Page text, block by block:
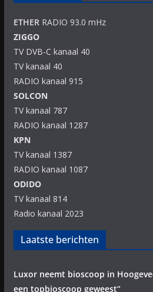
ETHERRADIO 93.0 mHz
ZIGGO
TV DVB-C kanaal 40
TV kanaal 40
RADIO kanaal 915
SOLCON
TV kanaal 787
RADIO kanaal 1287
KPN
TV kanaal 1387
RADIO kanaal 1087
ODIDO
TV kanaal 814
Radio kanaal 2023
Laatste berichten
Luxor neemt bioscoop in
een topbioscoop geweest”